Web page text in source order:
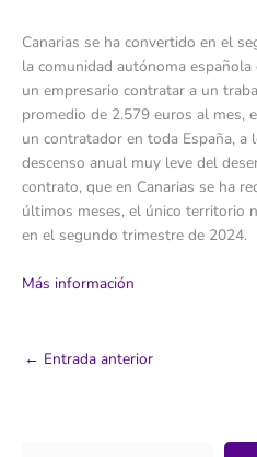
Canarias se ha convertido en el
la comunidad autónoma
un empresario contratar a un
promedio de 2.579 euros al mes,
un contratador en toda España, a
descenso anual muy leve del
contrato, que en Canarias se ha
últimos meses, el único territorio
en el segundo trimestre de 2024.
Más información
← Entrada anterior